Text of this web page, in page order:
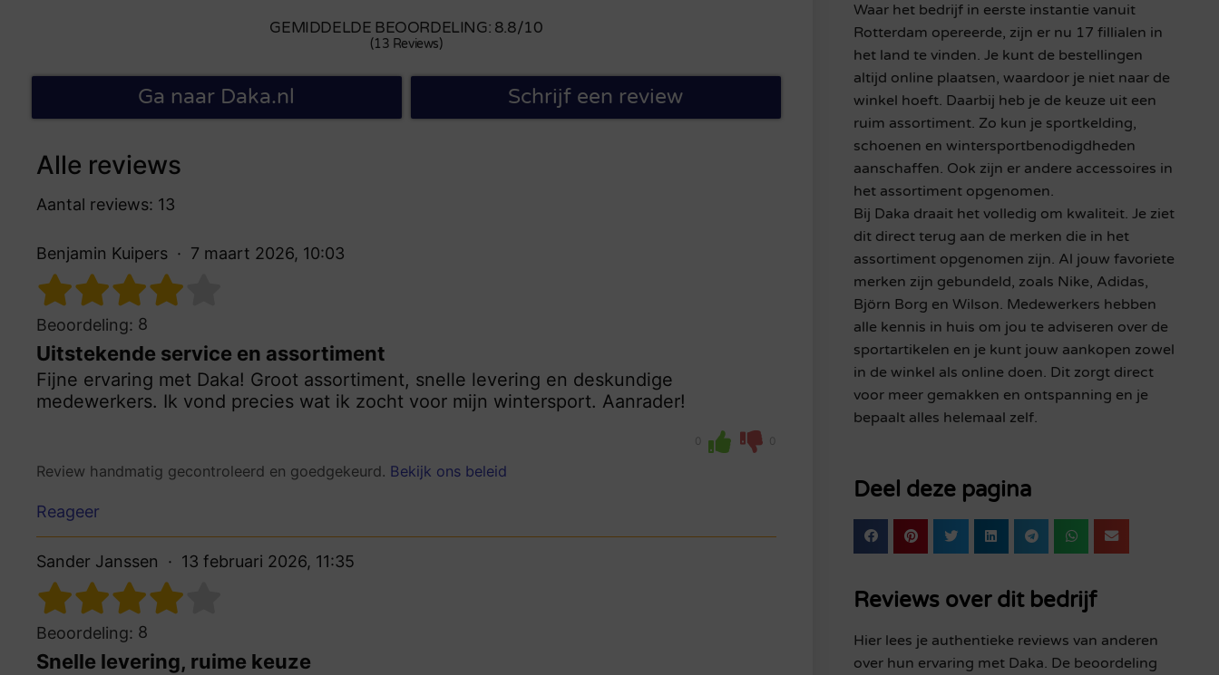
GEMIDDELDE BEOORDELING: 8.8/10
(13 Reviews)
Ga naar Daka.nl Schrijf een review
Alle reviews
Aantal reviews: 13
Benjamin Kuipers 7 maart 2026, 10:03
Beoordeling: 8
Uitstekende service en assortiment
Fijne ervaring met Daka! Groot assortiment, snelle levering en deskundige
medewerkers. Ik vond precies wat ik zocht voor mijn wintersport. Aanrader!
0 0
Review handmatig gecontroleerd en goedgekeurd. Bekijk ons beleid
Reageer
Sander Janssen 13 februari 2026, 11:35
Beoordeling: 8
Snelle levering, ruime keuze
Waar het bedrijf in eerste instantie vanuit
Rotterdam opereerde, zijn er nu 17 fillialen in
het land te vinden. Je kunt de bestellingen
altijd online plaatsen, waardoor je niet naar de
winkel hoeft. Daarbij heb je de keuze uit een
ruim assortiment. Zo kun je sportkelding,
schoenen en wintersportbenodigdheden
aanschaffen. Ook zijn er andere accessoires in
het assortiment opgenomen.
Bij Daka draait het volledig om kwaliteit. Je ziet
dit direct terug aan de merken die in het
assortiment opgenomen zijn. Al jouw favoriete
merken zijn gebundeld, zoals Nike, Adidas,
Björn Borg en Wilson. Medewerkers hebben
alle kennis in huis om jou te adviseren over de
sportartikelen en je kunt jouw aankopen zowel
in de winkel als online doen. Dit zorgt direct
voor meer gemakken en ontspanning en je
bepaalt alles helemaal zelf.
Deel deze pagina
Reviews over dit bedrijf
Hier lees je authentieke reviews van anderen
over hun ervaring met Daka. De beoordeling